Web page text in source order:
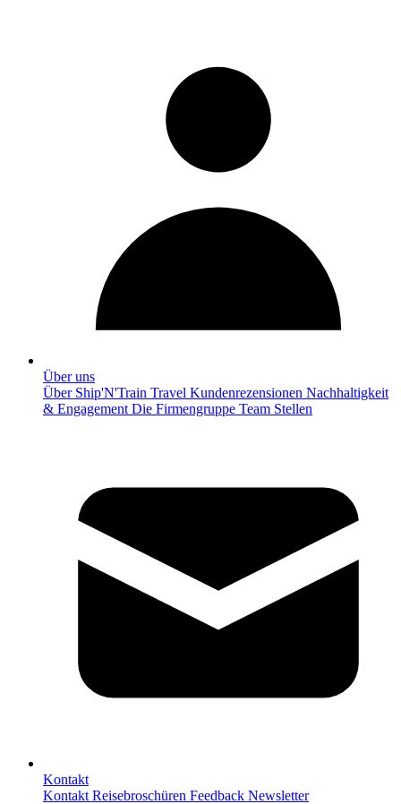
Über uns
Über Ship'N'Train Travel Kundenrezensionen Nachhaltigkeit
& Engagement Die Firmengruppe Team Stellen
Kontakt
Kontakt Reisebroschüren Feedback Newsletter